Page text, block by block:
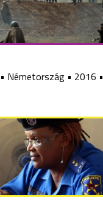
• Németország • 2016 •